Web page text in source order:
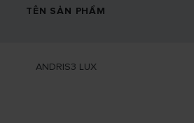
TÊN SẢN PHẨM
ANDRIS3 LUX